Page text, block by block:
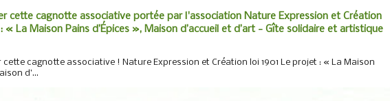
cette cagnotte associative portée par l'association Nature Expression et Création
« La Maison Pains d’Épices », Maison d’accueil et d’art - Gîte solidaire et artistique
cagnotte associative ! Nature Expression et Création loi 1901 Le projet : « La Maison
d’...